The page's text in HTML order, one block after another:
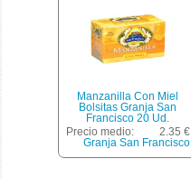
Manzanilla Con Miel
Bolsitas Granja San
Francisco 20 Ud.
Precio medio:
2.35 €
Granja San Francisco